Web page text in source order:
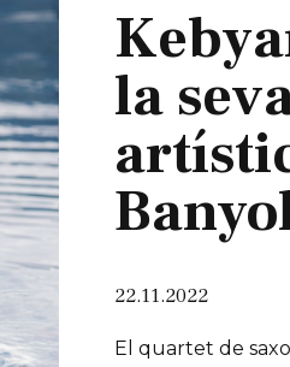
la
22.11.2022
El quartet de